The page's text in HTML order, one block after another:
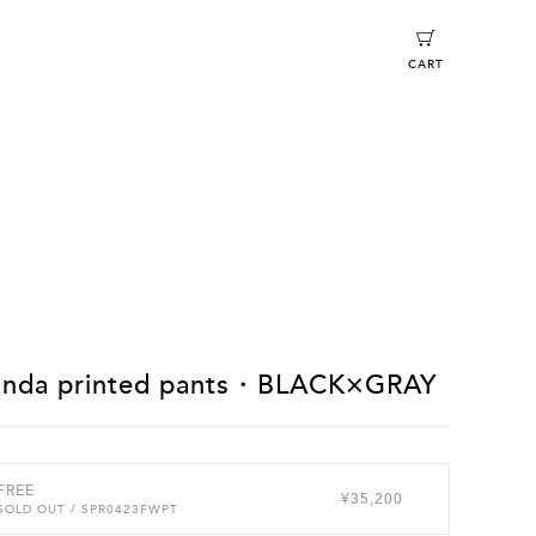
CART
printed pants・BLACK×GRAY
OUT / SPR0423FWPT
¥35,200